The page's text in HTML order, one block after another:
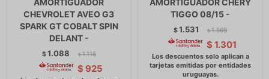
AMORTIGUADOR
CHEVROLET AVEO G3
SPARK GT COBALT SPIN
DELANT -
$1.088 $ 1.115
$ 925
AMORTIGUADOR CHERY
TIGGO 08/15 -
$1.531 $ 1.569
$ 1.301